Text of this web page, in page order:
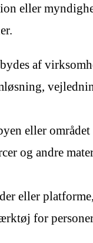
eller
af
eller
og andre
eller
for